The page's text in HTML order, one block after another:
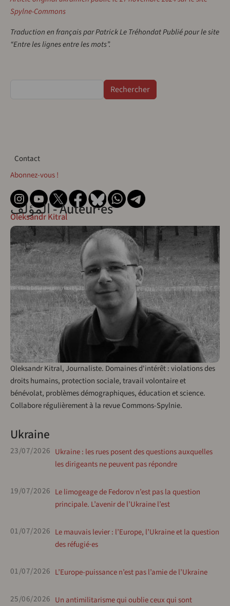
Spylne-Commons
Traduction en français par Patrick Le Tréhondat Publié pour le site
“Entre les lignes entre les mots”.
Contact
Contact
Abonnez-vous !
المؤلف - Auteur·esOleksandr Kitral
Oleksandr Kitral, Journaliste. Domaines d'intérêt : violations des
droits humains, protection sociale, travail volontaire et
bénévolat, problèmes démographiques, éducation et science.
Collabore régulièrement à la revue Commons-Spylnie.
Ukraine
23/07/2026 Ukraine : les rues posent des questions auxquelles
les dirigeants ne peuvent pas répondre
19/07/2026 Le limogeage de Fedorov n’est pas la question
principale. L’avenir de l’Ukraine l’est
01/07/2026 Le mauvais levier : l’Europe, l’Ukraine et la question
des réfugié·es
01/07/2026 L’Europe-puissance n’est pas l’amie de l’Ukraine
25/06/2026 Un antimilitarisme qui oublie ceux qui sont